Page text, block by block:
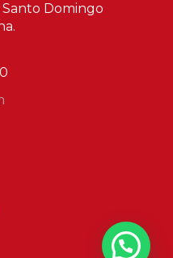
Santo Domingo